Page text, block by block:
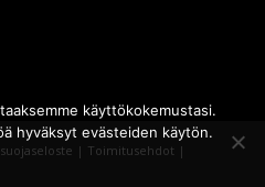
| Toimitusehdot |
käyttökokemustasi.
hyväksyt evästeiden käytön.